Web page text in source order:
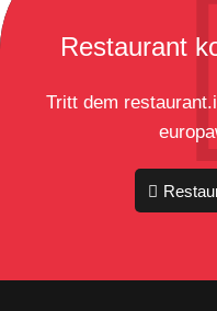
Restaurant
Tritt dem